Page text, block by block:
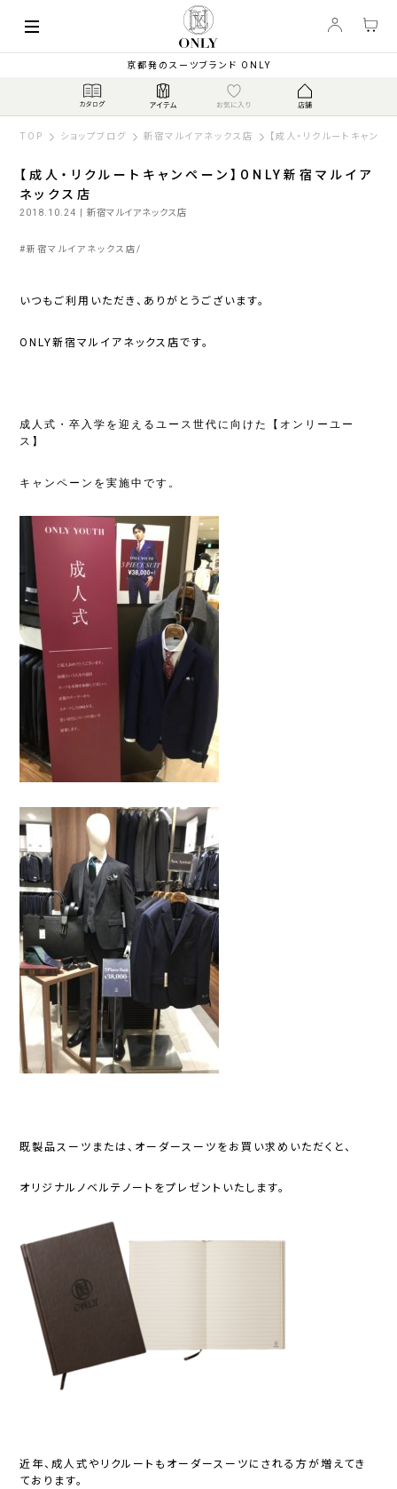
京都発のスーツブランド ONLY
TOP ショップブログ 新宿マルイアネックス店 【成人・リクルートキャン
【成人・リクルートキャンペーン】ONLY新宿マルイア
ネックス店
2018.10.24 | 新宿マルイアネックス店
#新宿マルイアネックス店
いつもご利用いただき、ありがとうございます。
ONLY新宿マルイアネックス店です。
成人式・卒入学を迎えるユース世代に向けた【オンリーユー
ス】
キャンペーンを実施中です。
既製品スーツまたは、オーダースーツをお買い求めいただくと、
オリジナルノベルテノートをプレゼントいたします。
近年、成人式やリクルートもオーダースーツにされる方が増えてき
ております。